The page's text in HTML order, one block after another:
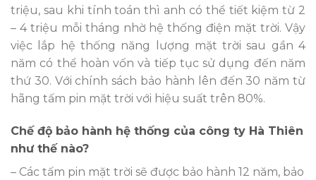
triệu, sau khi tính toán thì anh có thể tiết kiệm từ 2
– 4 triệu mỗi tháng nhờ hệ thống điện mặt trời. Vậy
việc lắp hệ thống năng lượng mặt trời sau gần 4
năm có thể hoàn vốn và tiếp tục sử dụng đến năm
thứ 30. Với chính sách bảo hành lên đến 30 năm từ
hãng tấm pin mặt trời với hiệu suất trên 80%.
Chế độ bảo hành hệ thống của công ty Hà Thiên
như thế nào?
– Các tấm pin mặt trời sẽ được bảo hành 12 năm, bảo